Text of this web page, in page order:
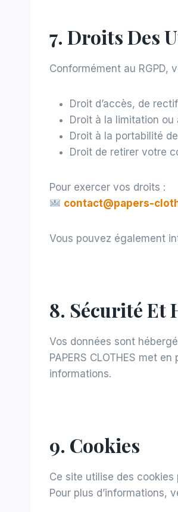
7. Droits Des
Conformément au RGPD,
Droit d’accès, de
Droit à la limitation ou
Droit à la portabilité
Droit de retirer votre
Pour exercer vos droits :
contact@papers-
Vous pouvez également
8. Sécurité Et
Vos données sont
PAPERS CLOTHES met
informations.
9. Cookies
Ce site utilise des cookies
Pour plus d’informations,